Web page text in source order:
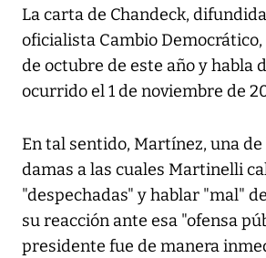
La carta de Chandeck,
oficialista Cambio Democrático,
de octubre de este año y habla
ocurrido el 1 de noviembre de
En tal sentido, Martínez, una
damas a las cuales Martinelli
"despechadas" y hablar "mal"
su reacción ante esa "ofensa
presidente fue de manera